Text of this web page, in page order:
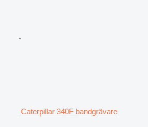
Caterpillar 340F bandgrävare